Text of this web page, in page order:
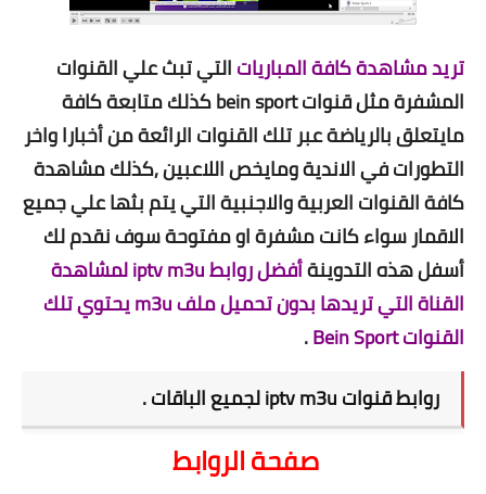
تريد مشاهدة كافة المبارياتالتي تبث علي القنوات
المشفرة مثل قنوات bein sport كذلك متابعة كافة
مايتعلق بالرياضة عبر تلك القنوات الرائعة من أخبارا واخر
التطورات في الاندية ومايخص اللاعبين ,كذلك مشاهدة
كافة القنوات العربية والاجنبية التي يتم بثها علي جميع
الاقمار سواء كانت مشفرة او مفتوحة سوف نقدم لك
أسفل هذه التدوينة
أفضل روابط iptv m3u لمشاهدة
القناة التي تريدها بدون تحميل ملف m3u يحتوي تلك
القنوات Bein Sport
.
روابط قنوات iptv m3u لجميع الباقات .
صفحة الروابط